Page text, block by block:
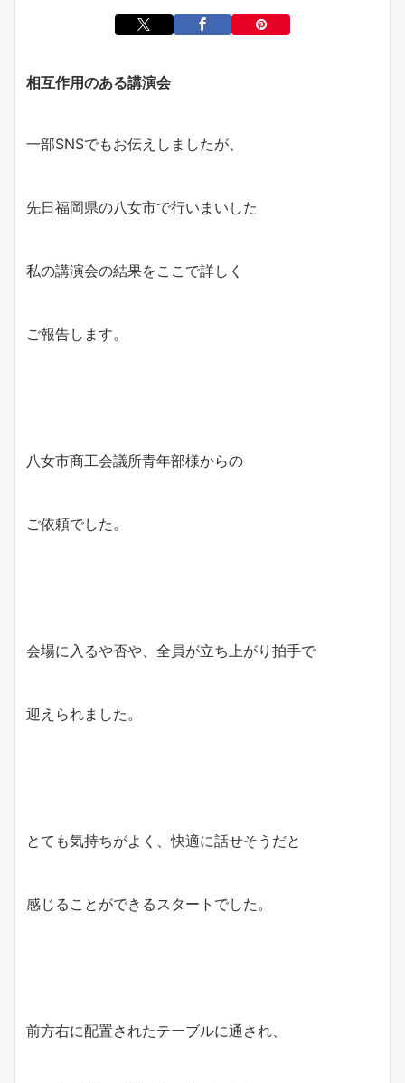
相互作用のある講演会
一部SNSでもお伝えしましたが、
先日福岡県の八女市で行いまいした
私の講演会の結果をここで詳しく
ご報告します。
八女市商工会議所青年部様からの
ご依頼でした。
会場に入るや否や、全員が立ち上がり拍手で
迎えられました。
とても気持ちがよく、快適に話せそうだと
感じることができるスタートでした。
前方右に配置されたテーブルに通され、